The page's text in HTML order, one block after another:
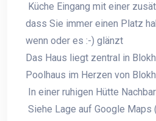
Küche Eingang mit einer
dass Sie immer einen Platz
wenn oder es :-) glänzt
Das Haus liegt zentral in
Poolhaus im Herzen von
In einer ruhigen Hütte
Siehe Lage auf Google Maps